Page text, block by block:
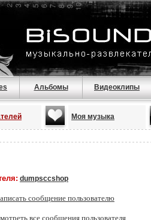
Альбомы Видеоклипы
Моя музыка
dumpsccshop
сообщение пользователю
все сообщения пользователя